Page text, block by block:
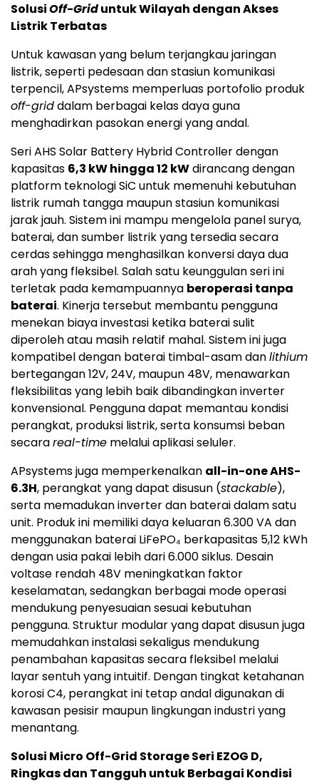
SolusiOff-Griduntuk Wilayah dengan Akses
Listrik Terbatas
Untuk kawasan yang belum terjangkau jaringan
listrik, seperti pedesaan dan stasiun komunikasi
terpencil, APsystems memperluas portofolio produk
off-griddalam berbagai kelas daya guna
menghadirkan pasokan energi yang andal.
Seri AHS Solar Battery Hybrid Controller dengan
kapasitas 6,3 kW hingga 12 kWdirancang dengan
platform teknologi SiC untuk memenuhi kebutuhan
listrik rumah tangga maupun stasiun komunikasi
jarak jauh. Sistem ini mampu mengelola panel surya,
baterai, dan sumber listrik yang tersedia secara
cerdas sehingga menghasilkan konversi daya dua
arah yang fleksibel. Salah satu keunggulan seri ini
terletak pada kemampuannya beroperasi tanpa
baterai. Kinerja tersebut membantu pengguna
menekan biaya investasi ketika baterai sulit
diperoleh atau masih relatif mahal. Sistem ini juga
kompatibel dengan baterai timbal-asam danlithium
bertegangan 12V, 24V, maupun 48V, menawarkan
fleksibilitas yang lebih baik dibandingkan inverter
konvensional. Pengguna dapat memantau kondisi
perangkat, produksi listrik, serta konsumsi beban
secarareal-time melalui aplikasi seluler.
APsystems juga memperkenalkan all-in-one AHS-
6.3H, perangkat yang dapat disusun (stackable),
serta memadukan inverter dan baterai dalam satu
unit. Produk ini memiliki daya keluaran 6.300 VA dan
menggunakan baterai LiFePO₄ berkapasitas 5,12 kWh
dengan usia pakai lebih dari 6.000 siklus. Desain
voltase rendah 48V meningkatkan faktor
keselamatan, sedangkan berbagai mode operasi
mendukung penyesuaian sesuai kebutuhan
pengguna. Struktur modular yang dapat disusun juga
memudahkan instalasi sekaligus mendukung
penambahan kapasitas secara fleksibel melalui
layar sentuh yang intuitif. Dengan tingkat ketahanan
korosi C4, perangkat ini tetap andal digunakan di
kawasan pesisir maupun lingkungan industri yang
menantang.
Solusi Micro Off-Grid Storage Seri EZOG D,
Ringkas dan Tangguh untuk Berbagai Kondisi